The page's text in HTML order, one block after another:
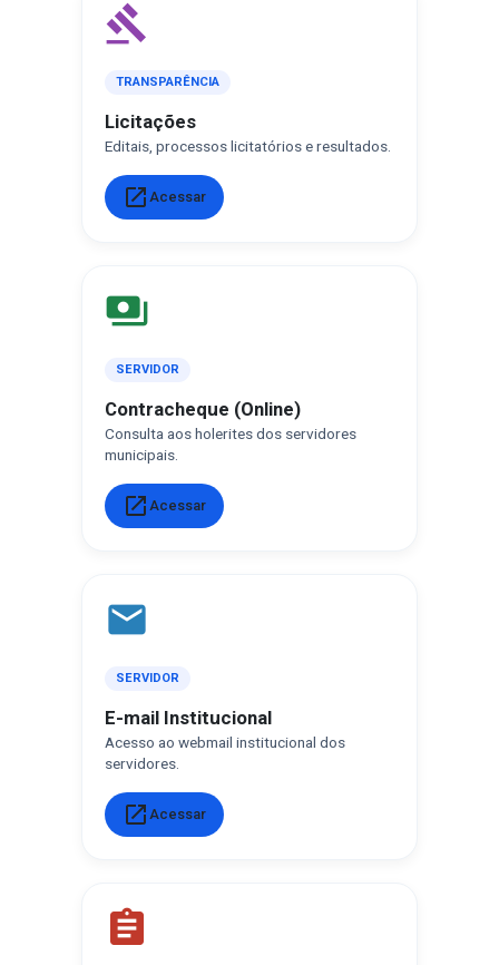
gavel
TRANSPARÊNCIA
Licitações
Editais, processos licitatórios e resultados.
open_in_new Acessar
payments
SERVIDOR
Contracheque (Online)
Consulta aos holerites dos servidores
municipais.
open_in_new Acessar
email
SERVIDOR
E-mail Institucional
Acesso ao webmail institucional dos
servidores.
open_in_new Acessar
assignment